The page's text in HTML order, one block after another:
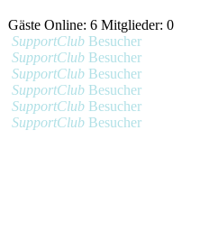
Gäste Online: 6 Mitglieder: 0
SupportClub Besucher
SupportClub Besucher
SupportClub Besucher
SupportClub Besucher
SupportClub Besucher
SupportClub Besucher